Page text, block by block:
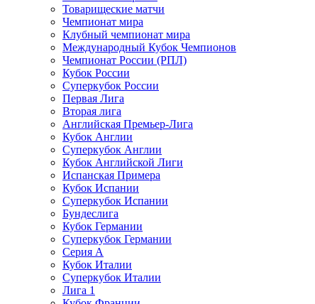
Товарищеские матчи
Чемпионат мира
Клубный чемпионат мира
Международный Кубок Чемпионов
Чемпионат России (РПЛ)
Кубок России
Суперкубок России
Первая Лига
Вторая лига
Английская Премьер-Лига
Кубок Англии
Суперкубок Англии
Кубок Английской Лиги
Испанская Примера
Кубок Испании
Суперкубок Испании
Бундеслига
Кубок Германии
Суперкубок Германии
Серия А
Кубок Италии
Суперкубок Италии
Лига 1